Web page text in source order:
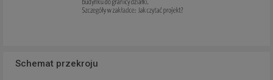
Schemat przekroju